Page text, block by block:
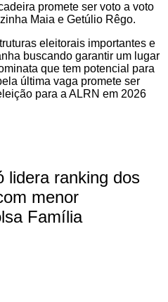
promete ser voto a voto
Maia e Getúlio Rêgo.
eleitorais importantes e
buscando garantir um lugar
que tem potencial para
última vaga promete ser
para a ALRN em 2026
lidera ranking dos
menor
Família